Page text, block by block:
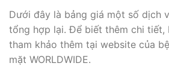
Dưới đây là bảng giá một số dịch
tổng hợp lại. Để biết thêm chi tiết,
tham khảo thêm tại website của
mặt WORLDWIDE.